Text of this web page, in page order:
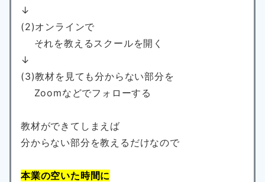
↓
(2)オンラインで
それを教えるスクールを開く
↓
(3)教材を見ても分からない部分を
Zoomなどでフォローする
教材ができてしまえば
分からない部分を教えるだけなので
本業の空いた時間に